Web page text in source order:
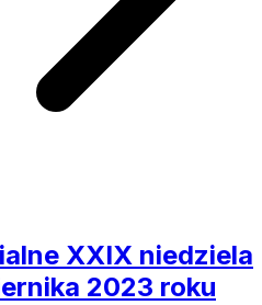
XXIX niedziela
2023 roku